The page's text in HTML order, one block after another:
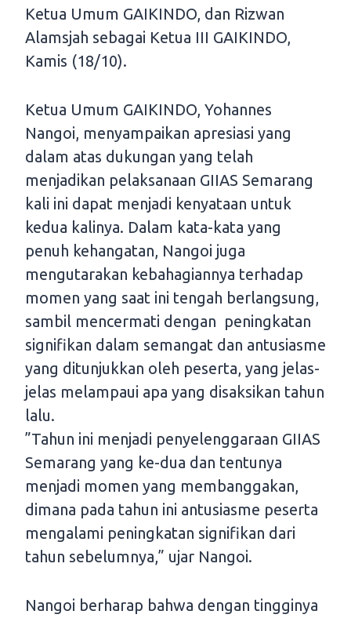
Ketua Umum GAIKINDO, dan Rizwan
Alamsjah sebagai Ketua III GAIKINDO,
Kamis (18/10).
Ketua Umum GAIKINDO, Yohannes
Nangoi, menyampaikan apresiasi yang
dalam atas dukungan yang telah
menjadikan pelaksanaan GIIAS Semarang
kali ini dapat menjadi kenyataan untuk
kedua kalinya. Dalam kata-kata yang
penuh kehangatan, Nangoi juga
mengutarakan kebahagiannya terhadap
momen yang saat ini tengah berlangsung,
sambil mencermati dengan peningkatan
signifikan dalam semangat dan antusiasme
yang ditunjukkan oleh peserta, yang jelas-
jelas melampaui apa yang disaksikan tahun
lalu.
”Tahun ini menjadi penyelenggaraan GIIAS
Semarang yang ke-dua dan tentunya
menjadi momen yang membanggakan,
dimana pada tahun ini antusiasme peserta
mengalami peningkatan signifikan dari
tahun sebelumnya,” ujar Nangoi.
Nangoi berharap bahwa dengan tingginya